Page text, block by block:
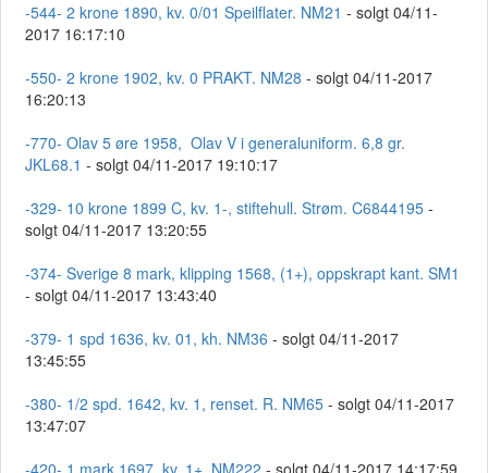
-544- 2 krone 1890, kv. 0/01 Speilflater. NM21 - solgt 04/11-
2017 16:17:10
-550- 2 krone 1902, kv. 0 PRAKT. NM28 - solgt 04/11-2017
16:20:13
-770- Olav 5 øre 1958, Olav V i generaluniform. 6,8 gr.
JKL68.1 - solgt 04/11-2017 19:10:17
-329- 10 krone 1899 C, kv. 1-, stiftehull. Strøm. C6844195 -
solgt 04/11-2017 13:20:55
-374- Sverige 8 mark, klipping 1568, (1+), oppskrapt kant. SM1
- solgt 04/11-2017 13:43:40
-379- 1 spd 1636, kv. 01, kh. NM36 - solgt 04/11-2017
13:45:55
-380- 1/2 spd. 1642, kv. 1, renset. R. NM65 - solgt 04/11-2017
13:47:07
-420- 1 mark 1697, kv. 1+. NM222 - solgt 04/11-2017 14:17:59